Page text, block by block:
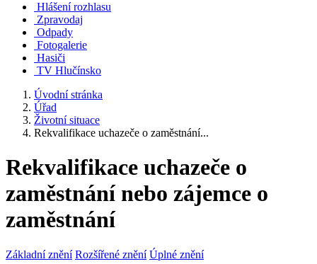
Hlášení rozhlasu
Zpravodaj
Odpady
Fotogalerie
Hasiči
TV Hlučínsko
Úvodní stránka
Úřad
Životní situace
Rekvalifikace uchazeče o zaměstnání...
Rekvalifikace uchazeče o
zaměstnání nebo zájemce o
zaměstnání
Základní znění Rozšířené znění Úplné znění